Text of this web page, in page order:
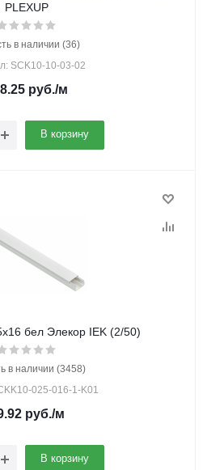
PLEXUP
в наличии (36)
SCK10-10-03-02
руб./м
В корзину
бел Элекор IEK (2/50)
в наличии (3458)
025-016-1-K01
руб./м
В корзину